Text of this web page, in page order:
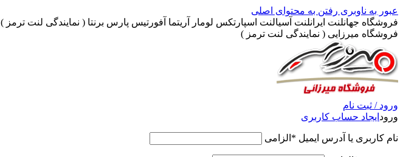
عبور به ناوبری رفتن به محتوای اصلی
فروشگاه جهانلنت ایرانلنت آسیالنت اسپارتکس لومار آریتما آفورتیس پارس برنتا ( نمایندگی لنت ترمز )
فروشگاه میرزایی ( نمایندگی لنت ترمز )
ورود / ثبت نام
ورود ایجاد حساب کاربری
نام کاربری یا آدرس ایمیل * الزامی